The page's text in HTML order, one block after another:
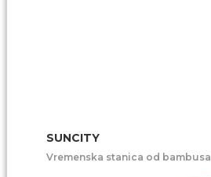
SUNCITY
Vremenska stanica od bambusa